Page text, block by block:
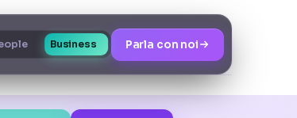
Business Parla con noi